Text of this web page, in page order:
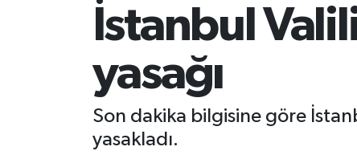
İstanbul
yasağı
Son dakika bilgisine göre
yasakladı.